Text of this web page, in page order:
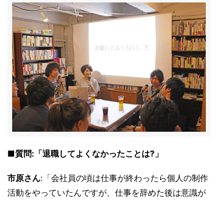
■質問:「退職してよくなかったことは?」
市原さん:「会社員の頃は仕事が終わったら個人の制作
活動をやっていたんですが、仕事を辞めた後は意識が